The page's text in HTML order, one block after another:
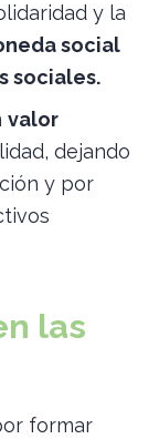
y la
social
sociales.
valor
dejando
y por
las
formar